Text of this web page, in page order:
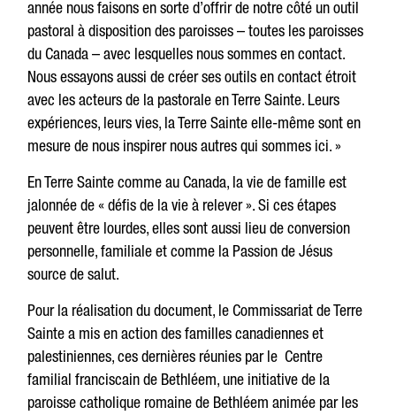
année nous faisons en sorte d’offrir de notre côté un outil
pastoral à disposition des paroisses – toutes les paroisses
du Canada – avec lesquelles nous sommes en contact.
Nous essayons aussi de créer ses outils en contact étroit
avec les acteurs de la pastorale en Terre Sainte. Leurs
expériences, leurs vies, la Terre Sainte elle-même sont en
mesure de nous inspirer nous autres qui sommes ici. »
En Terre Sainte comme au Canada, la vie de famille est
jalonnée de « défis de la vie à relever ». Si ces étapes
peuvent être lourdes, elles sont aussi lieu de conversion
personnelle, familiale et comme la Passion de Jésus
source de salut.
Pour la réalisation du document, le Commissariat de Terre
Sainte a mis en action des familles canadiennes et
palestiniennes, ces dernières réunies par le Centre
familial franciscain de Bethléem, une initiative de la
paroisse catholique romaine de Bethléem animée par les